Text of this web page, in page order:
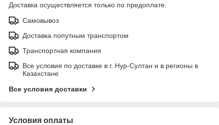
Доставка осуществляется только по предоплате.
Самовывоз
Доставка попутным транспортом
Транспортная компания
Все условия по доставке в г. Нур-Султан и в регионы в
Казахстане
Все условия доставки
Условия оплаты